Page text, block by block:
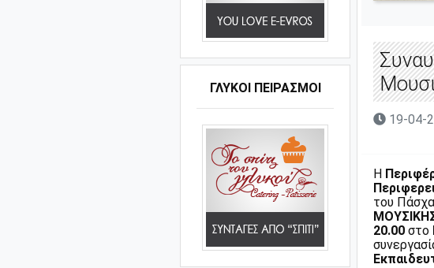
ΓΛΥΚΟΊ ΠΕΙΡΑΣΜΟΊ
19-04-
Η
του
20.00 στο